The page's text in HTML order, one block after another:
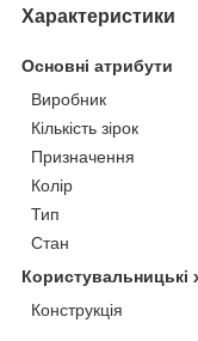
Характеристики
Основні атрибути
Виробник
Кількість зірок
Призначення
Колір
Тип
Стан
Користувальницькі
Конструкція